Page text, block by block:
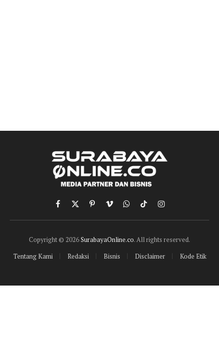
Facebook
X
(Twitter)
PinterestVimeoWhatsApp
TikTokInstagram
Copyright © 2026SurabayaOnline.co. All rights reserved.
Tentang Kami
Redaksi Bisnis Disclaimer Kode Etik